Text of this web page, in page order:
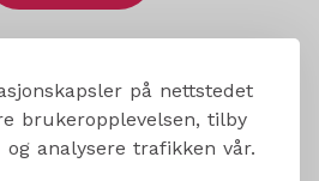
på nettstedet
brukeropplevelsen, tilby
analysere trafikken vår.